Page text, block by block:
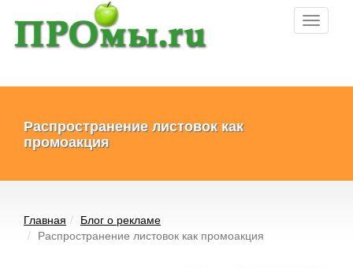
Toggle
Распространение листовок как
промоакция
Главная
Блог о рекламе
Распространение листовок как промоакция